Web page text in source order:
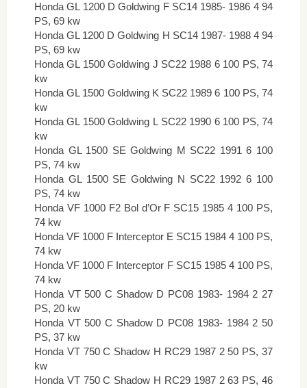
Honda GL 1200 D Goldwing F SC14 1985- 1986 4 94
PS, 69 kw
Honda GL 1200 D Goldwing H SC14 1987- 1988 4 94
PS, 69 kw
Honda GL 1500 Goldwing J SC22 1988 6 100 PS, 74
kw
Honda GL 1500 Goldwing K SC22 1989 6 100 PS, 74
kw
Honda GL 1500 Goldwing L SC22 1990 6 100 PS, 74
kw
Honda GL 1500 SE Goldwing M SC22 1991 6 100
PS, 74 kw
Honda GL 1500 SE Goldwing N SC22 1992 6 100
PS, 74 kw
Honda VF 1000 F2 Bol d’Or F SC15 1985 4 100 PS,
74 kw
Honda VF 1000 F Interceptor E SC15 1984 4 100 PS,
74 kw
Honda VF 1000 F Interceptor F SC15 1985 4 100 PS,
74 kw
Honda VT 500 C Shadow D PC08 1983- 1984 2 27
PS, 20 kw
Honda VT 500 C Shadow D PC08 1983- 1984 2 50
PS, 37 kw
Honda VT 750 C Shadow H RC29 1987 2 50 PS, 37
kw
Honda VT 750 C Shadow H RC29 1987 2 63 PS, 46